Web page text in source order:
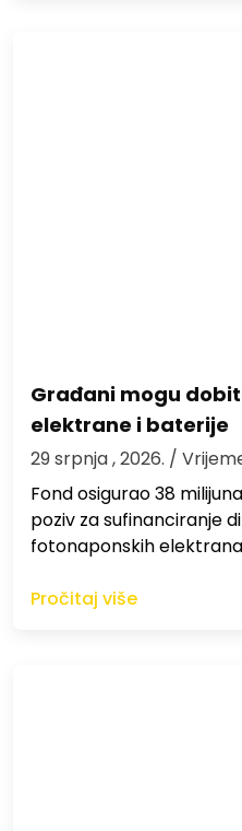
Građani mogu
elektrane i baterije
29 srpnja , 2026. /
Fond osigurao 38
poziv za sufinanciranje
fotonaponskih
Pročitaj više